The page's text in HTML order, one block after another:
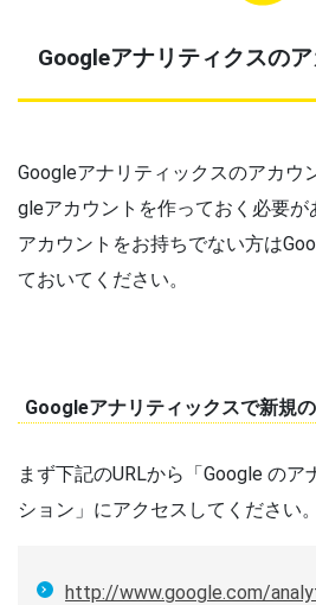
Googleアナリティクスの
Googleアナリティックスのアカウ
gleアカウントを作っておく必要が
アカウントをお持ちでない方は
ておいてください。
Googleアナリティックスで新規
まず下記のURLから「Google の
ション」にアクセスしてください。
http://www.google.com/